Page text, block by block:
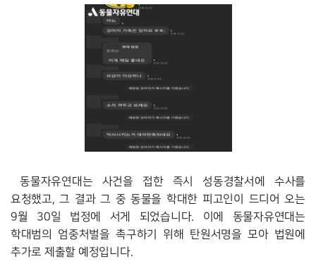
동물자유연대는 사건을 접한 즉시 성동경찰서에 수사를
요청했고, 그 결과 그 중 동물을 학대한 피고인이 드디어 오는
9월 30일 법정에 서게 되었습니다. 이에 동물자유연대는
학대범의 엄중처벌을 촉구하기 위해 탄원서명을 모아 법원에
추가로 제출할 예정입니다.